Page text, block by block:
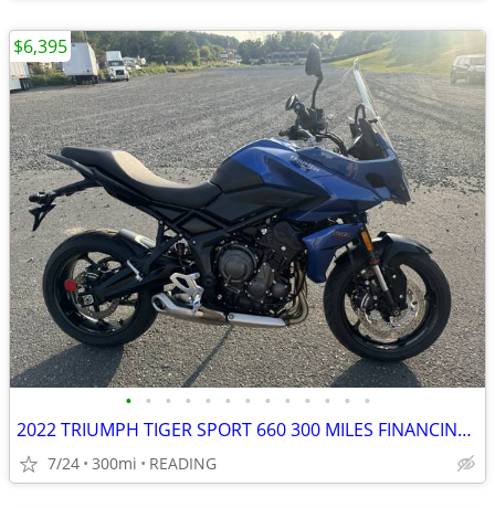
• • • • • • • • • • • • •
2022 TRIUMPH TIGER SPORT 660 300 MILES FINANCING AVAILABLE
7/24 300mi READING
$6,395